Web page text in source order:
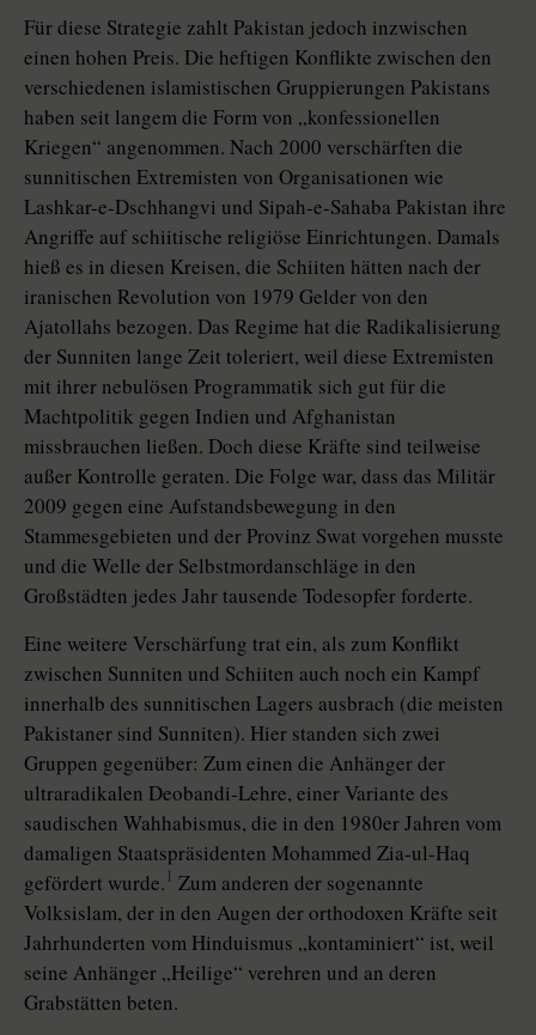
Für diese Strategie zahlt Pakistan jedoch inzwischen
einen hohen Preis. Die heftigen Konflikte zwischen den
verschiedenen islamistischen Gruppierungen Pakistans
haben seit langem die Form von „konfessionellen
Kriegen“ angenommen. Nach 2000 verschärften die
sunnitischen Extremisten von Organisationen wie
Lashkar-e-Dschhangvi und Sipah-e-Sahaba Pakistan ihre
Angriffe auf schiitische religiöse Einrichtungen. Damals
hieß es in diesen Kreisen, die Schiiten hätten nach der
iranischen Revolution von 1979 Gelder von den
Ajatollahs bezogen. Das Regime hat die Radikalisierung
der Sunniten lange Zeit toleriert, weil diese Extremisten
mit ihrer nebulösen Programmatik sich gut für die
Machtpolitik gegen Indien und Afghanistan
missbrauchen ließen. Doch diese Kräfte sind teilweise
außer Kontrolle geraten. Die Folge war, dass das Militär
2009 gegen eine Aufstandsbewegung in den
Stammesgebieten und der Provinz Swat vorgehen musste
und die Welle der Selbstmordanschläge in den
Großstädten jedes Jahr tausende Todesopfer forderte.
Eine weitere Verschärfung trat ein, als zum Konflikt
zwischen Sunniten und Schiiten auch noch ein Kampf
innerhalb des sunnitischen Lagers ausbrach (die meisten
Pakistaner sind Sunniten). Hier standen sich zwei
Gruppen gegenüber: Zum einen die Anhänger der
ultraradikalen Deobandi-Lehre, einer Variante des
saudischen Wahhabismus, die in den 1980er Jahren vom
damaligen Staatspräsidenten Mohammed Zia-ul-Haq
gefördert wurde. 1 Zum anderen der sogenannte
Volksislam, der in den Augen der orthodoxen Kräfte seit
Jahrhunderten vom Hinduismus „kontaminiert“ ist, weil
seine Anhänger „Heilige“ verehren und an deren
Grabstätten beten.